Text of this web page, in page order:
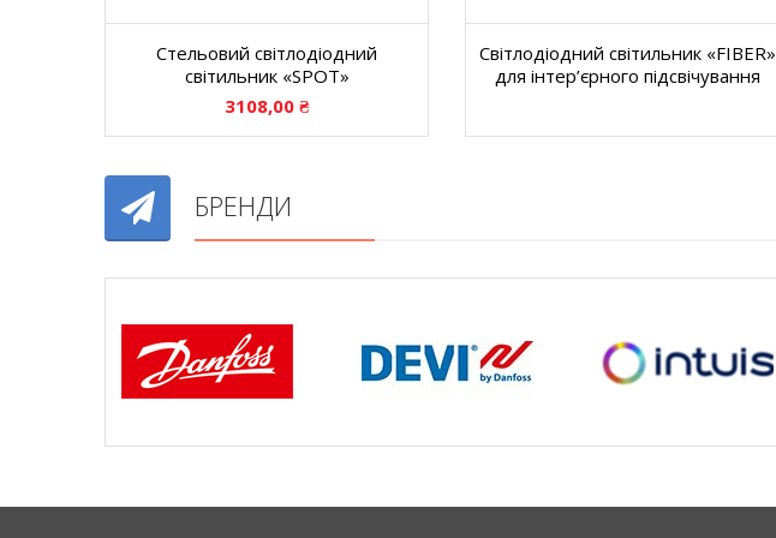
Стельовий світлодіодний
світильник «SPOT»
3108,00 ₴
Світлодіодний світильник «FIBER»
для інтер’єрного підсвічування
БРЕНДИ